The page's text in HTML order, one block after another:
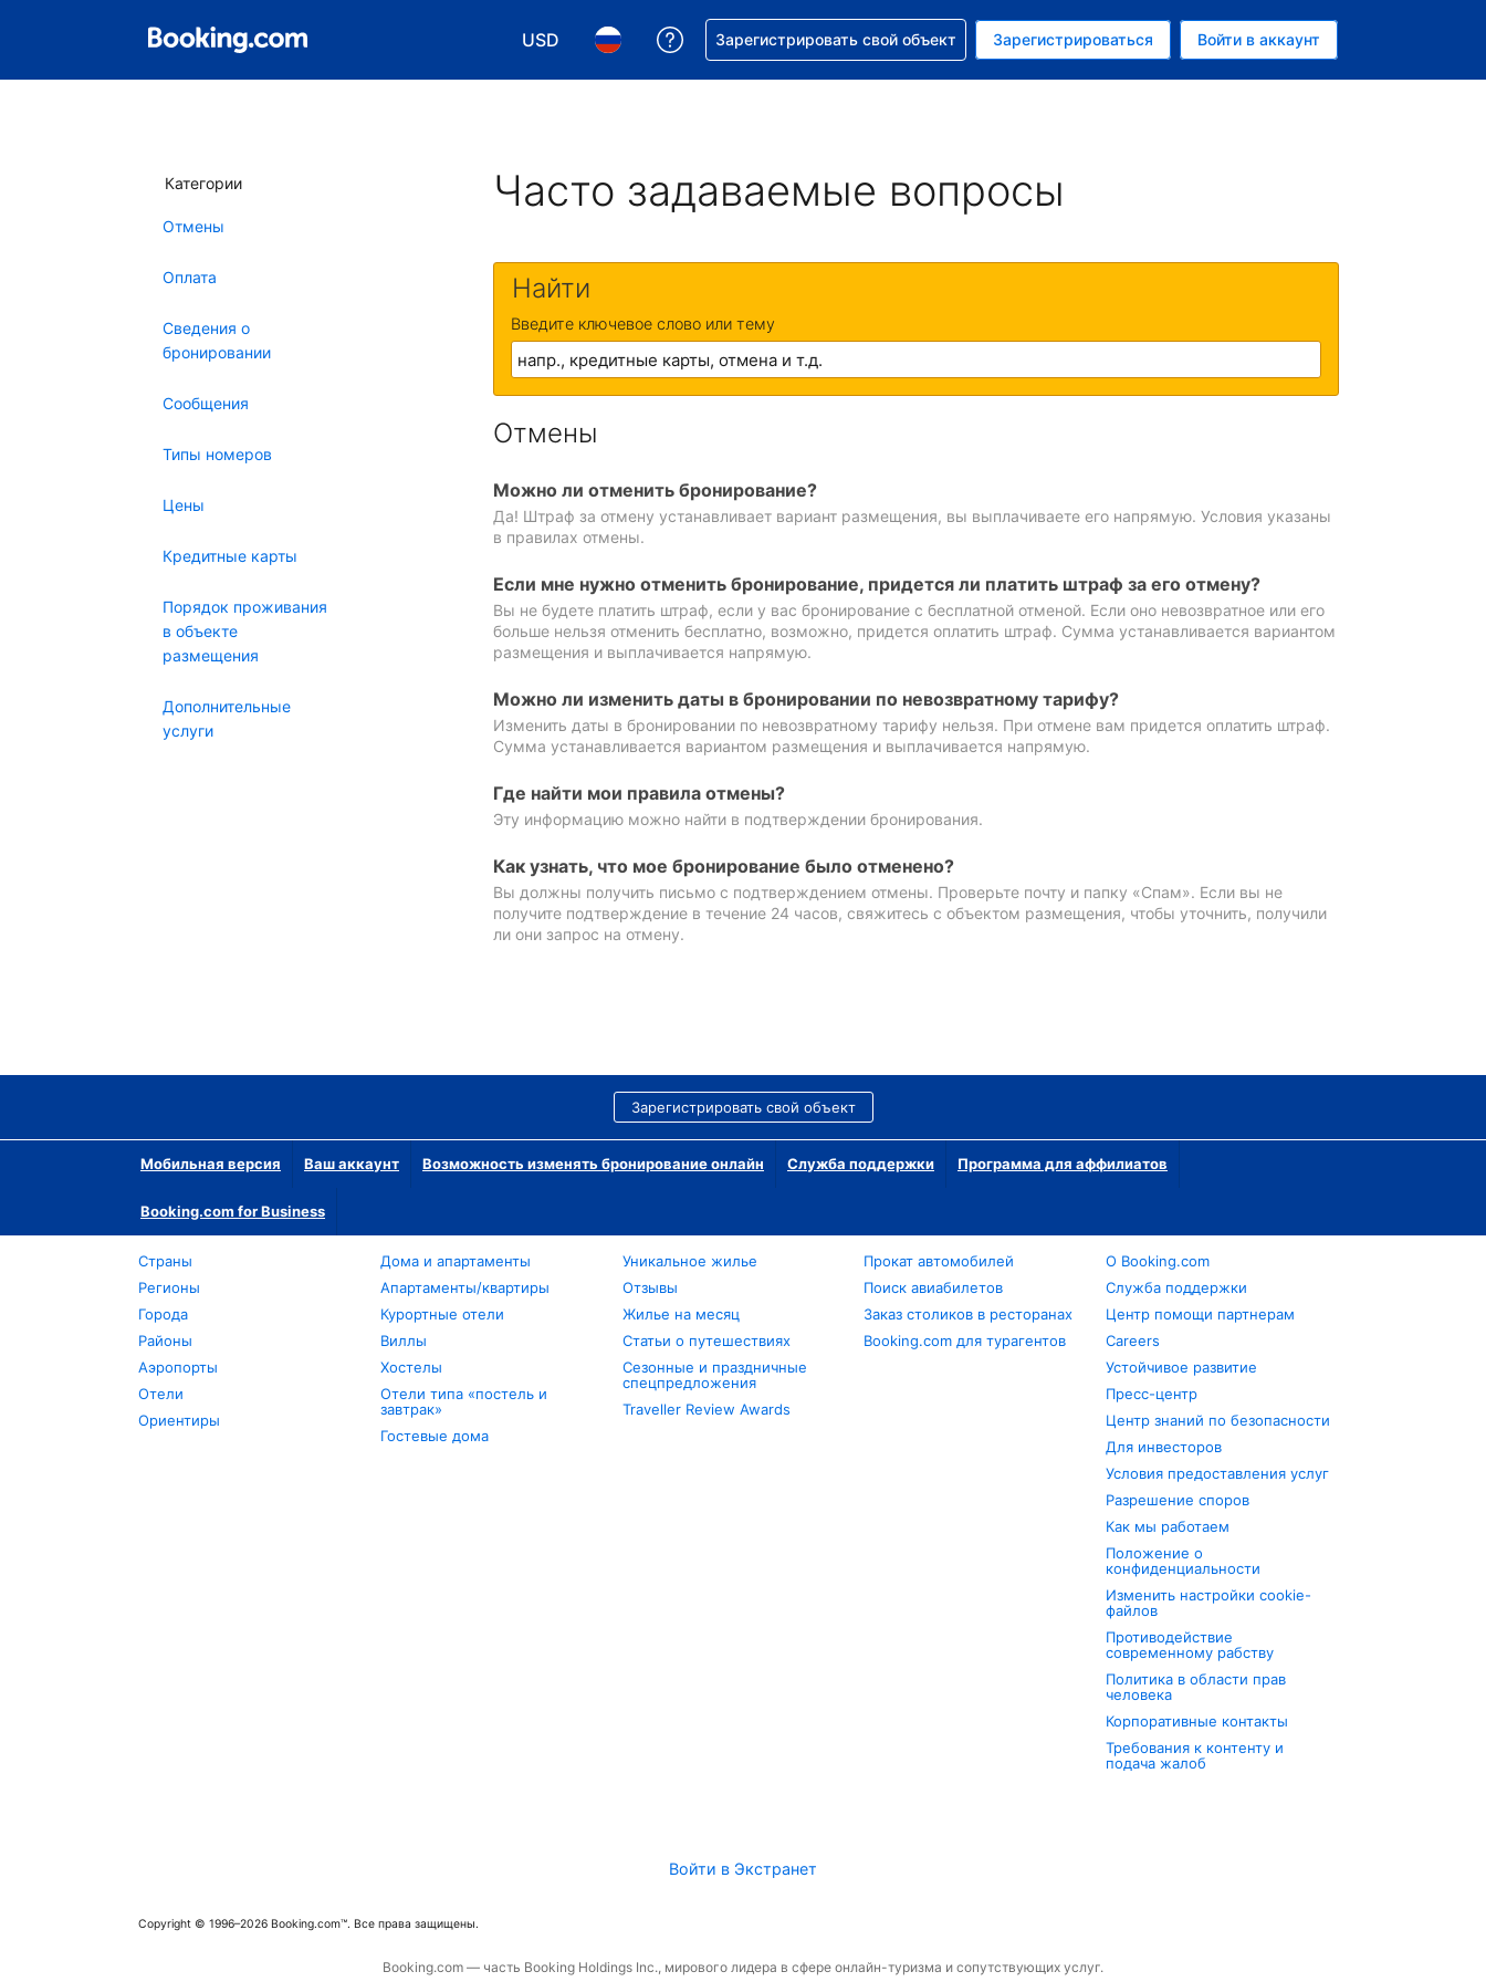
USD
Выберите валюту. Текущая валюта — Доллар США
Выберите язык. Текущий язык — На русском
Получите помощь с бронированием
Зарегистрировать свой объект Зарегистрироваться Войти в аккаунт
Категории
Отмены
Оплата
Сведения о
бронировании
Сообщения
Типы номеров
Цены
Кредитные карты
Порядок проживания
в объекте
размещения
Дополнительные
услуги
Часто задаваемые вопросы
Найти
Введите ключевое слово или тему
Отмены
Можно ли отменить бронирование?
Да! Штраф за отмену устанавливает вариант размещения, вы выплачиваете его напрямую. Условия указаны
в правилах отмены.
Если мне нужно отменить бронирование, придется ли платить штраф за его отмену?
Вы не будете платить штраф, если у вас бронирование с бесплатной отменой. Если оно невозвратное или его
больше нельзя отменить бесплатно, возможно, придется оплатить штраф. Сумма устанавливается вариантом
размещения и выплачивается напрямую.
Можно ли изменить даты в бронировании по невозвратному тарифу?
Изменить даты в бронировании по невозвратному тарифу нельзя. При отмене вам придется оплатить штраф.
Сумма устанавливается вариантом размещения и выплачивается напрямую.
Где найти мои правила отмены?
Эту информацию можно найти в подтверждении бронирования.
Как узнать, что мое бронирование было отменено?
Вы должны получить письмо с подтверждением отмены. Проверьте почту и папку «Спам». Если вы не
получите подтверждение в течение 24 часов, свяжитесь с объектом размещения, чтобы уточнить, получили
ли они запрос на отмену.
Зарегистрировать свой объект
Мобильная версия Ваш аккаунт Возможность изменять бронирование онлайн Служба поддержки Программа для аффилиатов
Booking.com for Business
Страны
Регионы
Города
Районы
Аэропорты
Отели
Ориентиры
Дома и апартаменты
Апартаменты/квартиры
Курортные отели
Виллы
Хостелы
Отели типа «постель и
завтрак»
Гостевые дома
Уникальное жилье
Отзывы
Жилье на месяц
Статьи о путешествиях
Сезонные и праздничные
спецпредложения
Traveller Review Awards
Прокат автомобилей
Поиск авиабилетов
Заказ столиков в ресторанах
Booking.com для турагентов
О Booking.com
Служба поддержки
Центр помощи партнерам
Careers
Устойчивое развитие
Пресс-центр
Центр знаний по безопасности
Для инвесторов
Условия предоставления услуг
Разрешение споров
Как мы работаем
Положение о
конфиденциальности
Изменить настройки cookie-
файлов
Противодействие
современному рабству
Политика в области прав
человека
Корпоративные контакты
Требования к контенту и
подача жалоб
Войти в Экстранет
Copyright © 1996–2026 Booking.com™. Все права защищены.
Booking.com — часть Booking Holdings Inc., мирового лидера в сфере онлайн-туризма и сопутствующих услуг.